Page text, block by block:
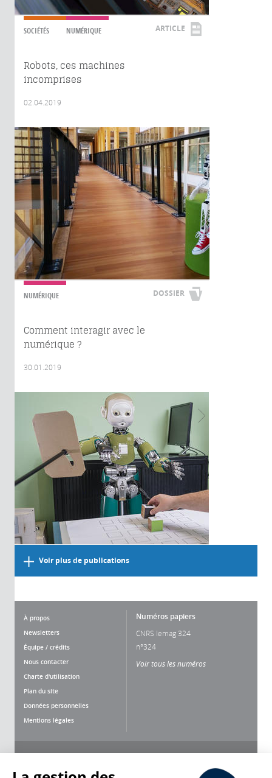
SOCIÉTÉS NUMÉRIQUE ARTICLE
Robots, ces machines
incomprises
02.04.2019
NUMÉRIQUE DOSSIER
Comment interagir avec le
numérique ?
30.01.2019
Voir plus de publications
À propos
Newsletters
Équipe / crédits
Nous contacter
Charte d'utilisation
Plan du site
Données personnelles
Mentions légales
Numéros papiers
CNRS lemag 324
n°324
Voir tous les numéros